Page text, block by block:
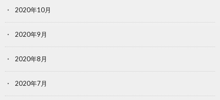
2020年10月
2020年9月
2020年8月
2020年7月